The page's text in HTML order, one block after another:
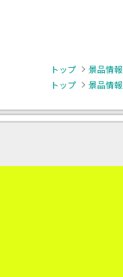
トップ 景品情報
トップ
景品情報